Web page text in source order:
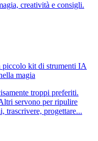
creatività e consigli.
piccolo kit di strumenti IA
magia
troppi preferiti.
servono per ripulire
trascrivere, progettare...